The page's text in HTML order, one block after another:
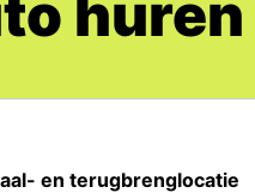
en terugbrenglocatie